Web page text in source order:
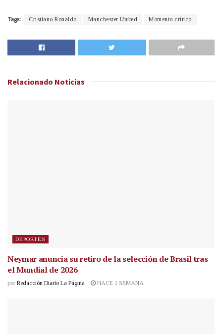
Tags: Cristiano Ronaldo Manchester United Momento crítico
Relacionado Noticias
DEPORTES
Neymar anuncia su retiro de la selección de Brasil tras
el Mundial de 2026
por Redacción Diario La Página HACE 1 SEMANA